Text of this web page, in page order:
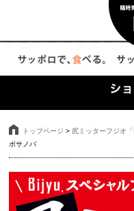
トップページ > 尻ミッターフジオ
ボサノバ